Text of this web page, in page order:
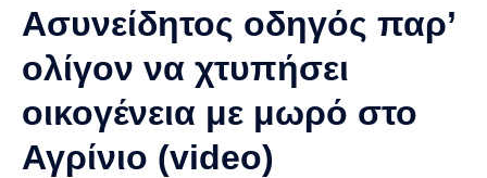
Ασυνείδητος οδηγός παρ’
ολίγον να χτυπήσει
οικογένεια με μωρό στο
Αγρίνιο (video)